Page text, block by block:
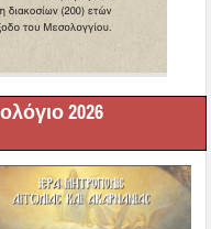
2026